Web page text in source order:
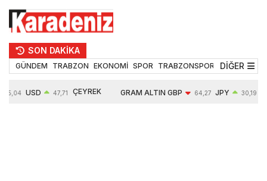
SON DAKİKA
GÜNDEM TRABZON EKONOMİ SPOR TRABZONSPOR TEKNOLOJİ
DİĞER
USD 47,71 ÇEYREK GRAM ALTIN GBP 64,27 JPY 30,19